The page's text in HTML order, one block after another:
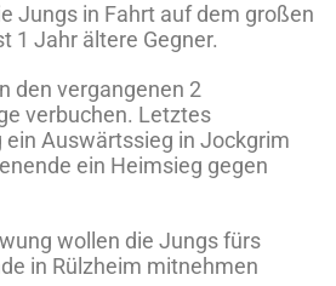
Jungs in Fahrt auf dem großen
1 Jahr ältere Gegner.
den vergangenen 2
verbuchen. Letztes
ein Auswärtssieg in Jockgrim
ein Heimsieg gegen
wollen die Jungs fürs
in Rülzheim mitnehmen